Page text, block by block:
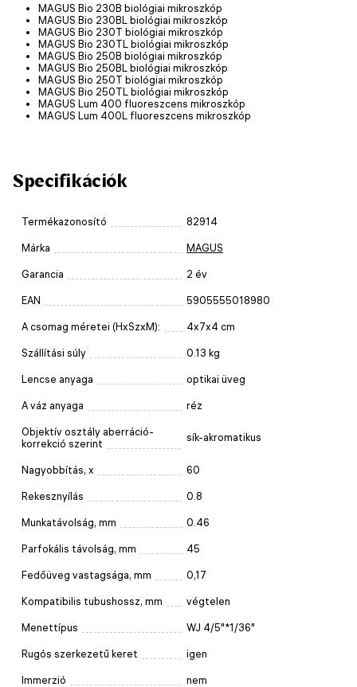
MAGUS Bio 230B biológiai mikroszkóp
MAGUS Bio 230BL biológiai mikroszkóp
MAGUS Bio 230T biológiai mikroszkóp
MAGUS Bio 230TL biológiai mikroszkóp
MAGUS Bio 250B biológiai mikroszkóp
MAGUS Bio 250BL biológiai mikroszkóp
MAGUS Bio 250T biológiai mikroszkóp
MAGUS Bio 250TL biológiai mikroszkóp
MAGUS Lum 400 fluoreszcens mikroszkóp
MAGUS Lum 400L fluoreszcens mikroszkóp
Specifikációk
Termékazonosító 82914
Márka MAGUS
Garancia 2 év
EAN 5905555018980
A csomag méretei (HxSzxM): 4x7x4 cm
Szállítási súly 0.13 kg
Lencse anyaga optikai üveg
A váz anyaga réz
Objektív osztály aberráció-
korrekció szerint
sík-akromatikus
Nagyobbítás, x 60
Rekesznyílás 0.8
Munkatávolság, mm 0.46
Parfokális távolság, mm 45
Fedőüveg vastagsága, mm 0,17
Kompatibilis tubushossz, mm végtelen
Menettípus WJ 4/5"*1/36"
Rugós szerkezetű keret igen
Immerzió nem